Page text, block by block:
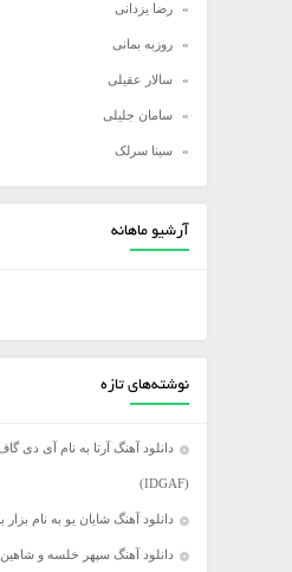
رضا یزدانی
روزبه بمانی
سالار عقیلی
سامان جلیلی
سینا سرلک
شادمهر عقیلی
آرشیو ماهانه
نوشته‌های تازه
دانلود آهنگ آرتا به نام آی دی
(IDGAF)
دانلود آهنگ شایان یو به نام بزار
دانلود آهنگ سپهر خلسه و